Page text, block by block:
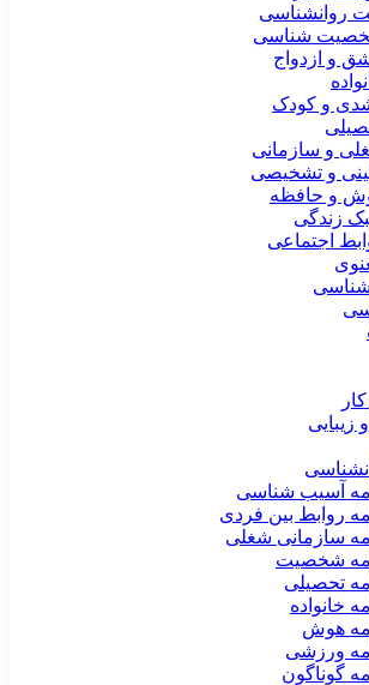
روانشناسی
شناسی
و ازدواج
و کودک
و سازمانی
و تشخیصی
و حافظه
زندگی
اجتماعی
آسیب شناسی
روابط بین فردی
سازمانی شغلی
شخصیت
تحصیلی
خانواده
هوش
ورزشی
گوناگون